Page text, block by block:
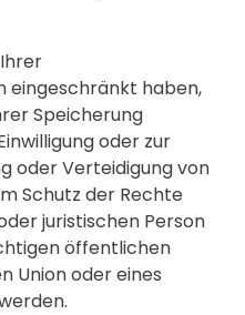
eingeschränkt haben,
Speicherung
oder zur
oder Verteidigung von
Schutz der Rechte
juristischen Person
öffentlichen
Union oder eines